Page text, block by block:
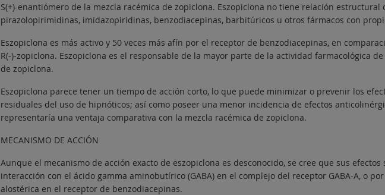
S(+)-enantiómero de la mezcla racémica de zopiclona. Eszopiclona no tiene relación estructural
pirazolopirimidinas, imidazopiridinas, benzodiacepinas, barbitúricos u otros fármacos con
Eszopiclona es más activo y 50 veces más afín por el receptor de benzodiacepinas, en
R(-)-zopiclona. Eszopiclona es el responsable de la mayor parte de la actividad farmacológica
de zopiclona.
Eszopiclona parece tener un tiempo de acción corto, lo que puede minimizar o prevenir los
residuales del uso de hipnóticos; así como poseer una menor incidencia de efectos
representaría una ventaja comparativa con la mezcla racémica de zopiclona.
MECANISMO DE ACCIÓN
Aunque el mecanismo de acción exacto de eszopiclona es desconocido, se cree que sus
interacción con el ácido gamma aminobutírico (GABA) en el complejo del receptor GABA-A, o
alostérica en el receptor de benzodiacepinas.